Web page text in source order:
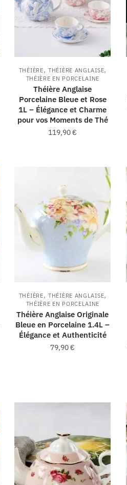
THÉIÈRE,THÉIÈRE ANGLAISE,
THÉIÈRE EN PORCELAINE
Théière Anglaise
Porcelaine Bleue et Rose
1L – Élégance et Charme
pour vos Moments de Thé
119,90€
THÉIÈRE,THÉIÈRE ANGLAISE,
THÉIÈRE EN PORCELAINE
Théière Anglaise Originale
Bleue en Porcelaine 1.4L –
Élégance et Authenticité
79,90€